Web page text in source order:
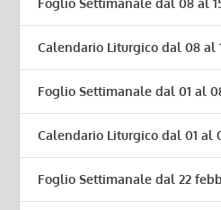
Foglio Settimanale dal 08 al
Calendario Liturgico dal 08 al
Foglio Settimanale dal 01 al
Calendario Liturgico dal 01 al
Foglio Settimanale dal 22